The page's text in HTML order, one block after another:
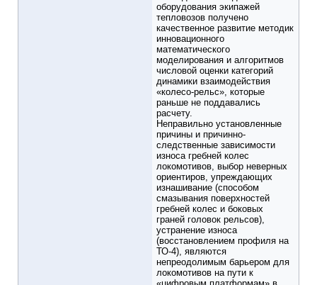
оборудования экипажей
тепловозов получено
качественное развитие методик
инновационного
математического
моделирования и алгоритмов
числовой оценки категорий
динамики взаимодействия
«колесо-рельс», которые
раньше не поддавались
расчету.
Неправильно установленные
причины и причинно-
следственные зависимости
износа гребней колес
локомотивов, выбор неверных
ориентиров, упреждающих
изнашивание (способом
смазывания поверхностей
гребней колес и боковых
граней головок рельсов),
устранение износа
(восстановлением профиля на
ТО-4), являются
непреодолимым барьером для
локомотивов на пути к